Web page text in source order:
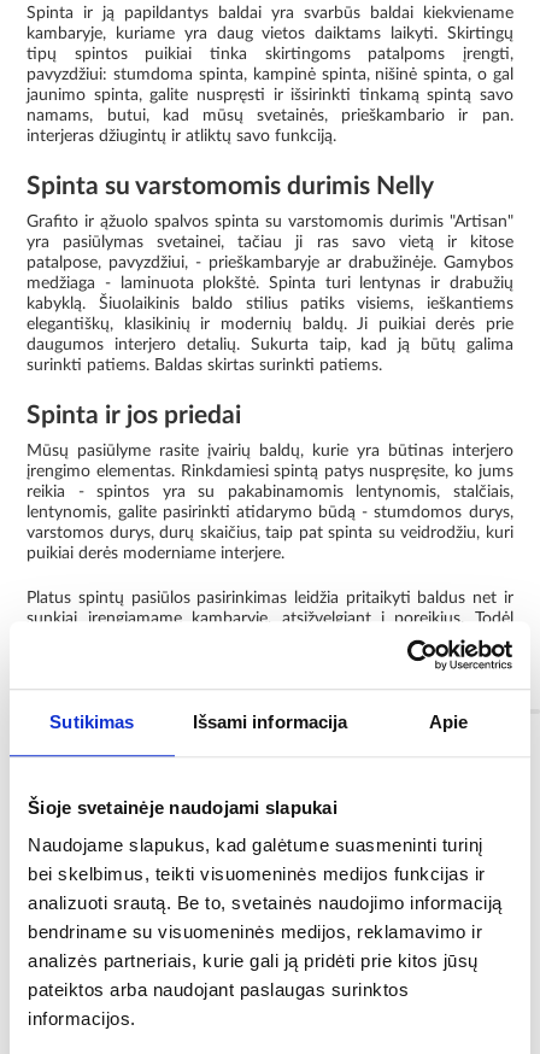
Sutikimas Išsami informacija Apie
Šioje svetainėje naudojami slapukai
Naudojame slapukus, kad galėtume suasmeninti turinį
bei skelbimus, teikti visuomeninės medijos funkcijas ir
analizuoti srautą. Be to, svetainės naudojimo informaciją
bendriname su visuomeninės medijos, reklamavimo ir
analizės partneriais, kurie gali ją pridėti prie kitos jūsų
pateiktos arba naudojant paslaugas surinktos
informacijos.
Spinta ir ją papildantys baldai yra svarbūs baldai kiekviename
kambaryje, kuriame yra daug vietos daiktams laikyti. Skirtingų
tipų spintos puikiai tinka skirtingoms patalpoms įrengti,
pavyzdžiui: stumdoma spinta, kampinė spinta, nišinė spinta, o gal
jaunimo spinta, galite nuspręsti ir išsirinkti tinkamą spintą savo
namams, butui, kad mūsų svetainės, prieškambario ir pan.
interjeras džiugintų ir atliktų savo funkciją.
Spinta su varstomomis durimis Nelly
Grafito ir ąžuolo spalvos spinta su varstomomis durimis "Artisan"
yra pasiūlymas svetainei, tačiau ji ras savo vietą ir kitose
patalpose, pavyzdžiui, - prieškambaryje ar drabužinėje. Gamybos
medžiaga - laminuota plokštė. Spinta turi lentynas ir drabužių
kabyklą. Šiuolaikinis baldo stilius patiks visiems, ieškantiems
elegantiškų, klasikinių ir modernių baldų. Ji puikiai derės prie
daugumos interjero detalių. Sukurta taip, kad ją būtų galima
surinkti patiems. Baldas skirtas surinkti patiems.
Spinta ir jos priedai
Mūsų pasiūlyme rasite įvairių baldų, kurie yra būtinas interjero
įrengimo elementas. Rinkdamiesi spintą patys nuspręsite, ko jums
reikia - spintos yra su pakabinamomis lentynomis, stalčiais,
lentynomis, galite pasirinkti atidarymo būdą - stumdomos durys,
varstomos durys, durų skaičius, taip pat spinta su veidrodžiu, kuri
puikiai derės moderniame interjere.
Platus spintų pasiūlos pasirinkimas leidžia pritaikyti baldus net ir
sunkiai įrengiamame kambaryje, atsižvelgiant į poreikius. Todėl
verta peržvelgti visą pasiūlymą ir išsirinkti savo svajonių spintą!
Informacija
grafitas/artisan
Papildoma informacija:
Dekoratyvinės juostelės iš MDF plokštės, skirtos
savarankiškam surinkimui
Priekinių dalių spalva: